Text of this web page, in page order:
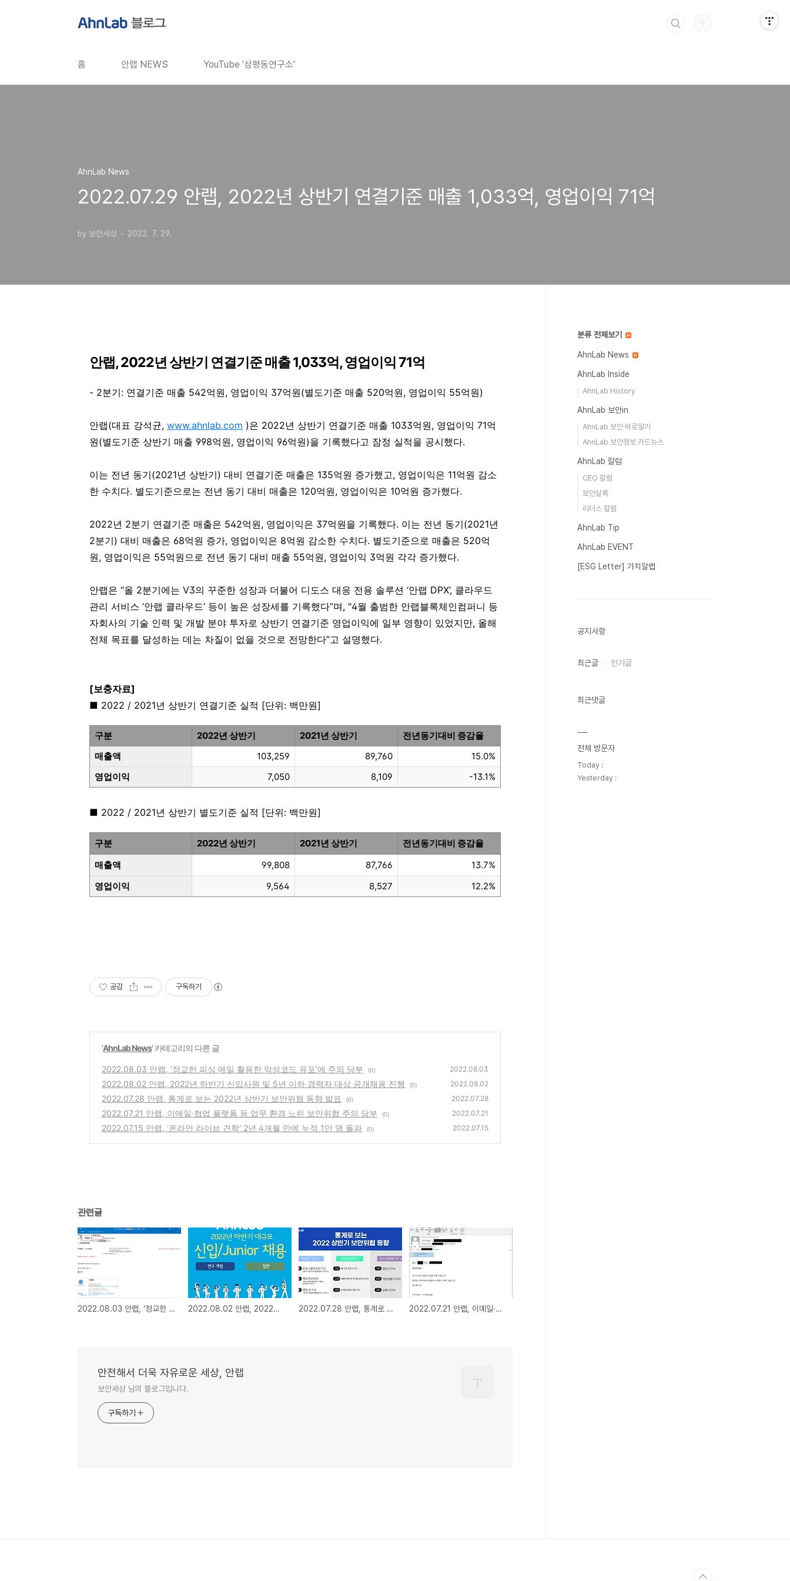
홈 안랩 NEWS YouTube '삼평동연구소'
AhnLab News
2022.07.29 안랩, 2022년 상반기 연결기준 매출 1,033억, 영업이익 71억
by 보안세상 2022. 7. 29.
안랩, 2022년 상반기 연결기준 매출1,033억, 영업이익71억
- 2분기: 연결기준 매출 542억원, 영업이익 37억원(별도기준 매출 520억원, 영업이익 55억원)
안랩(대표 강석균, www.ahnlab.com )은 2022년 상반기 연결기준 매출 1033억원, 영업이익 71억
원(별도기준 상반기 매출 998억원, 영업이익 96억원)을 기록했다고 잠정 실적을 공시했다.
이는 전년 동기(2021년 상반기) 대비 연결기준 매출은 135억원 증가했고, 영업이익은 11억원 감소
한 수치다. 별도기준으로는 전년 동기 대비 매출은 120억원, 영업이익은 10억원 증가했다.
2022년 2분기 연결기준 매출은 542억원, 영업이익은 37억원을 기록했다. 이는 전년 동기(2021년
2분기) 대비 매출은 68억원 증가, 영업이익은 8억원 감소한 수치다. 별도기준으로 매출은 520억
원, 영업이익은 55억원으로 전년 동기 대비 매출 55억원, 영업이익 3억원 각각 증가했다.
안랩은 “올 2분기에는 V3의 꾸준한 성장과 더불어 디도스 대응 전용 솔루션 ‘안랩 DPX’, 클라우드
관리 서비스 ‘안랩 클라우드’ 등이 높은 성장세를 기록했다”며, "4월 출범한 안랩블록체인컴퍼니 등
자회사의 기술 인력 및 개발 분야 투자로 상반기 연결기준 영업이익에 일부 영향이 있었지만, 올해
전체 목표를 달성하는 데는 차질이 없을 것으로 전망한다”고 설명했다.
[보충자료]
■ 2022 / 2021년 상반기 연결기준 실적 [단위: 백만원]
구분 2022년 상반기 2021년 상반기
전년동기대비 증감율
매출액
103,259 89,760
15.0%
영업이익
7,050 8,109 -13.1%
■ 2022 / 2021년 상반기 별도기준 실적 [단위: 백만원]
구분 2022년 상반기 2021년 상반기
전년동기대비 증감율
매출액
99,808 87,766
13.7%
영업이익
9,564 8,527 12.2%
공감 구독하기
'AhnLab News' 카테고리의 다른 글
2022.08.03 안랩, ‘정교한 피싱 메일 활용한 악성코드 유포’에 주의 당부 (0) 2022.08.03
2022.08.02 안랩, 2022년 하반기 신입사원 및 5년 이하 경력자 대상 공개채용 진행 (0) 2022.08.02
2022.07.28 안랩, 통계로 보는 2022년 상반기 보안위협 동향 발표 (0) 2022.07.28
2022.07.21 안랩, 이메일∙협업 플랫폼 등 업무 환경 노린 보안위협 주의 당부 (0) 2022.07.21
2022.07.15 안랩, '온라인 라이브 견학' 2년 4개월 만에 누적 1만 명 돌파 (0) 2022.07.15
관련글
2022.08.03 안랩, ‘정교한 피싱 메일 활용한 악성코드 유포’에 주의 당부 2022.08.02 안랩, 2022년 하반기 신입사원 및 5년 이하 경력자 대상 공개채용 진행 2022.07.28 안랩, 통계로 보는 2022년 상반기 보안위협 동향 발표 2022.07.21 안랩, 이메일∙협업 플랫폼 등 업무 환경 노린 보안위협 주의 당부
안전해서 더욱 자유로운 세상, 안랩
보안세상 님의 블로그입니다.
구독하기
분류 전체보기
AhnLab News
AhnLab Inside
AhnLab History
AhnLab 보안in
AhnLab 보안 바로알기
AhnLab 보안정보 카드뉴스
AhnLab 칼럼
CEO 칼럼
보안실록
리더스 칼럼
AhnLab Tip
AhnLab EVENT
[ESG Letter] 가치알랩
공지사항
최근글 인기글
최근댓글
전체 방문자
Today :
Yesterday :